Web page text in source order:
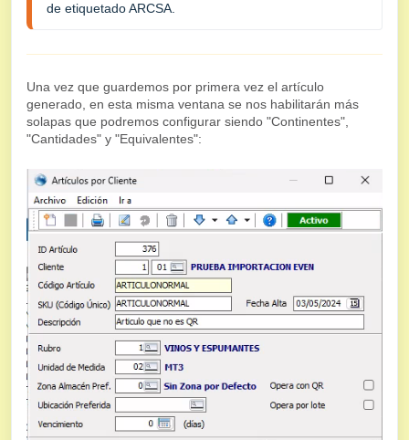
de etiquetado ARCSA.
Una vez que guardemos por primera vez el artículo
generado, en esta misma ventana se nos habilitarán más
solapas que podremos configurar siendo "Continentes",
"Cantidades" y "Equivalentes":